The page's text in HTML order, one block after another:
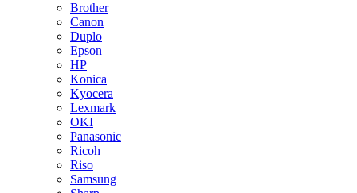
Brother
Canon
Duplo
Epson
HP
Konica
Kyocera
Lexmark
OKI
Panasonic
Ricoh
Riso
Samsung